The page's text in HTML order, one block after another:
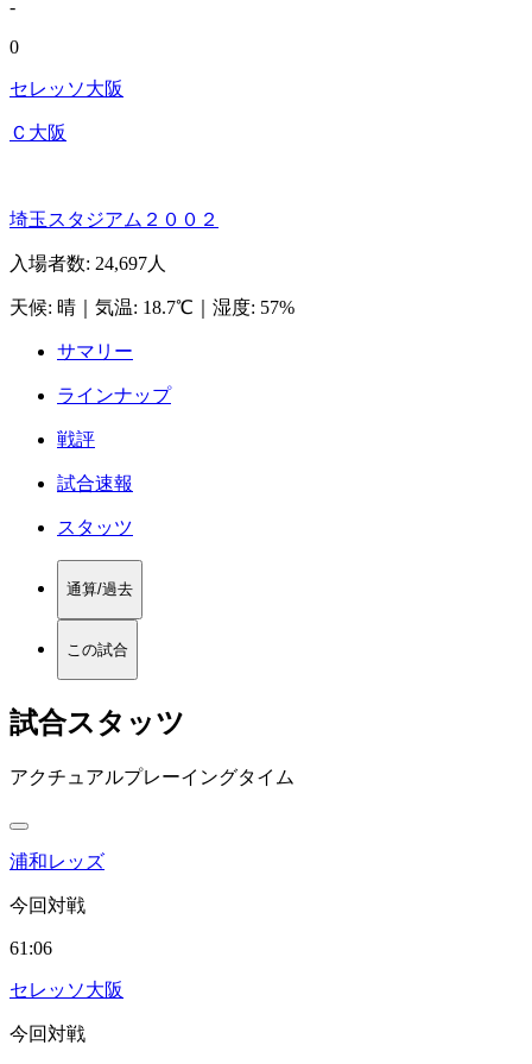
-
0
セレッソ大阪
Ｃ大阪
埼玉スタジアム２００２
入場者数: 24,697人
天候: 晴 気温: 18.7℃ 湿度: 57%
サマリー
ラインナップ
戦評
試合速報
スタッツ
通算/過去
この試合
試合スタッツ
アクチュアルプレーイングタイム
浦和レッズ
今回対戦
61:06
セレッソ大阪
今回対戦